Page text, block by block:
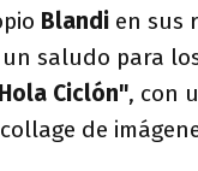
Blandi en sus
saludo para
Ciclón", con
de